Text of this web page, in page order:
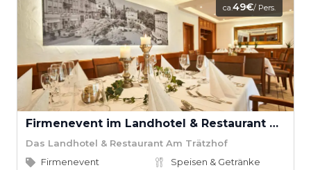
ca.49€/ Pers.
Firmenevent im Landhotel & Restaurant Am Trätzhof
Das Landhotel & Restaurant Am Trätzhof
Firmenevent
Speisen & Getränke